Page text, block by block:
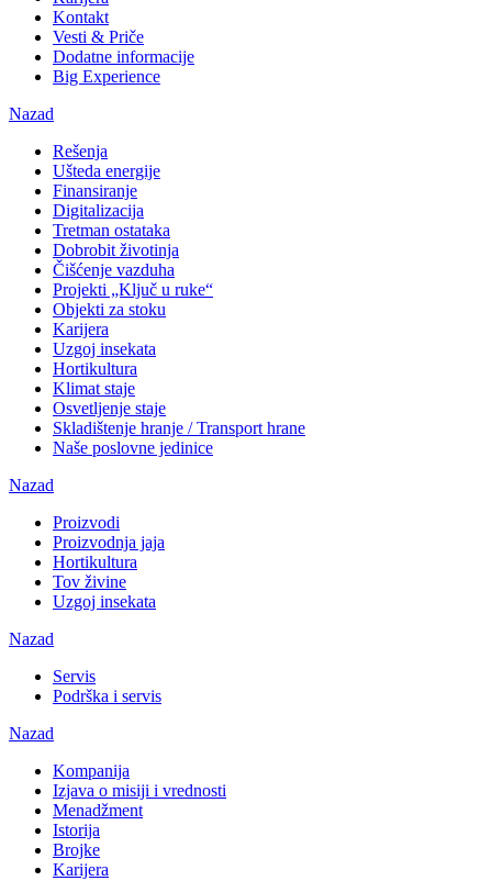
Kontakt
Vesti & Priče
Dodatne informacije
Big Experience
Nazad
Rešenja
Ušteda energije
Finansiranje
Digitalizacija
Tretman ostataka
Dobrobit životinja
Čišćenje vazduha
Projekti „Ključ u ruke“
Objekti za stoku
Karijera
Uzgoj insekata
Hortikultura
Klimat staje
Osvetljenje staje
Skladištenje hranje / Transport hrane
Naše poslovne jedinice
Nazad
Proizvodi
Proizvodnja jaja
Hortikultura
Tov živine
Uzgoj insekata
Nazad
Servis
Podrška i servis
Nazad
Kompanija
Izjava o misiji i vrednosti
Menadžment
Istorija
Brojke
Karijera